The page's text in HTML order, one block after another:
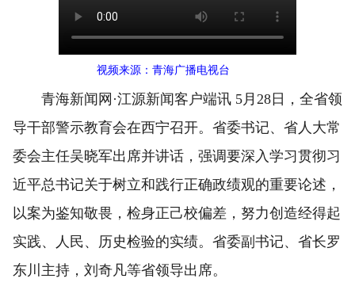
视频来源：青海广播电视台
青海新闻网·江源新闻客户端讯 5月28日，全省领
导干部警示教育会在西宁召开。省委书记、省人大常
委会主任吴晓军出席并讲话，强调要深入学习贯彻习
近平总书记关于树立和践行正确政绩观的重要论述，
以案为鉴知敬畏，检身正己校偏差，努力创造经得起
实践、人民、历史检验的实绩‌。省委副书记、省长罗
东川主持，刘奇凡等省领导出席。